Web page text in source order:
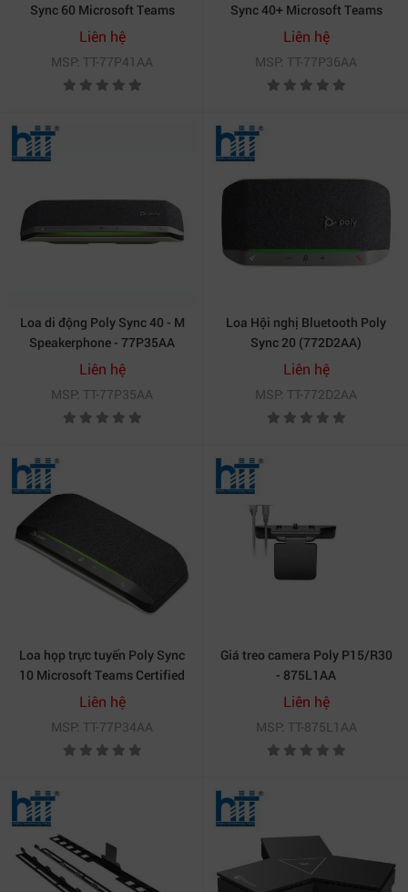
Sync 60 Microsoft Teams
(77P41AA)
Liên hệ
MSP: TT-77P41AA
Sync 40+ Microsoft Teams
(77P36AA)
Liên hệ
MSP: TT-77P36AA
Loa di động Poly Sync 40 - M
Speakerphone - 77P35AA
Liên hệ
MSP: TT-77P35AA
Loa Hội nghị Bluetooth Poly
Sync 20 (772D2AA)
Liên hệ
MSP: TT-772D2AA
Loa họp trực tuyến Poly Sync
10 Microsoft Teams Certified
77P34AA
Liên hệ
MSP: TT-77P34AA
Giá treo camera Poly P15/R30
- 875L1AA
Liên hệ
MSP: TT-875L1AA